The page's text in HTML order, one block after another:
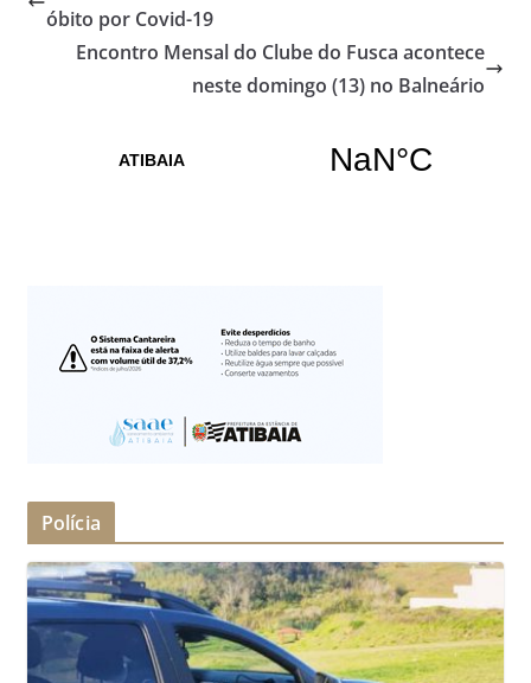
óbito por Covid-19
Encontro Mensal do Clube do Fusca acontece
neste domingo (13) no Balneário
Polícia